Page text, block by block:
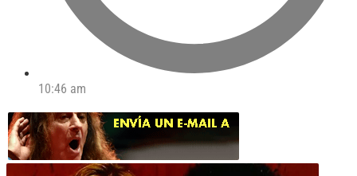
10:46 am